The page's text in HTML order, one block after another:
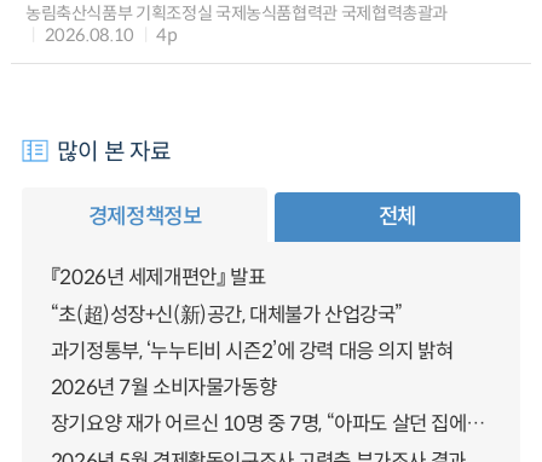
농림축산식품부 기획조정실 국제농식품협력관 국제협력총괄과
2026.08.10
4p
많이 본 자료
경제정책정보 전체
『2026년 세제개편안』 발표
“초(超)성장+신(新)공간, 대체불가 산업강국”
과기정통부, ‘누누티비 시즌2’에 강력 대응 의지 밝혀
2026년 7월 소비자물가동향
장기요양 재가 어르신 10명 중 7명, “아파도 살던 집에서 살겠다” 「2025년 장기요양실태조사」 결과 발표